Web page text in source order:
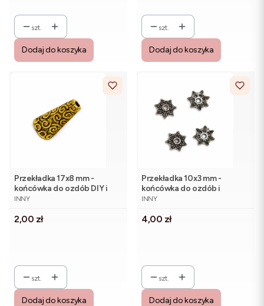
szt.
Dodaj do koszyka
szt.
Dodaj do koszyka
Przekładka 17x8 mm -
końcówka do ozdób DIY i
biżuterii, złoto (1 szt.)
PRODUCENT
INNY
Cena
2,00 zł
szt.
Dodaj do koszyka
Przekładka 10x3 mm -
końcówka do ozdób i
biżuterii, antyczne srebro
PRODUCENT
INNY
Cena
4,00 zł
szt.
Dodaj do koszyka